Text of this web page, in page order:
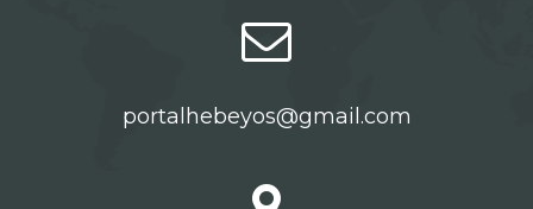
portalhebeyos@gmail.com